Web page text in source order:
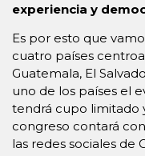
experiencia y
Es por esto que
cuatro países
Guatemala, El
uno de los países el
tendrá cupo limitado
congreso contará
las redes sociales de